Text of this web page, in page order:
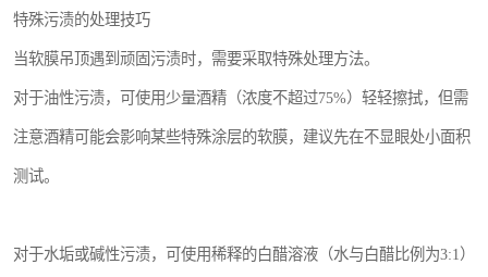
特殊污渍的处理技巧
当软膜吊顶遇到顽固污渍时，需要采取特殊处理方法。
对于油性污渍，可使用少量酒精（浓度不超过75%）轻轻擦拭，但需
注意酒精可能会影响某些特殊涂层的软膜，建议先在不显眼处小面积
测试。
对于水垢或碱性污渍，可使用稀释的白醋溶液（水与白醋比例为3:1）